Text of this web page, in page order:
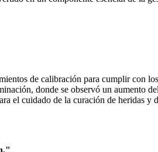
de calibración para cumplir con
donde se observó un aumento
el cuidado de la curación de heridas y